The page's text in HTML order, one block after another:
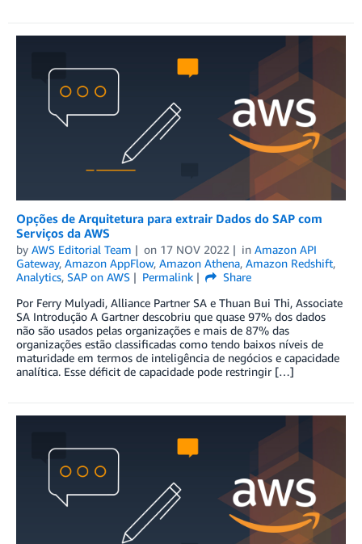
Opções de Arquitetura para extrair Dados do SAP com
Serviços da AWS
by AWS Editorial Team on 17 NOV 2022 in Amazon API
Gateway, Amazon AppFlow, Amazon Athena, Amazon Redshift,
Analytics, SAP on AWS Permalink
Share
Por Ferry Mulyadi, Alliance Partner SA e Thuan Bui Thi, Associate
SA Introdução A Gartner descobriu que quase 97% dos dados
não são usados pelas organizações e mais de 87% das
organizações estão classificadas como tendo baixos níveis de
maturidade em termos de inteligência de negócios e capacidade
analítica. Esse déficit de capacidade pode restringir […]